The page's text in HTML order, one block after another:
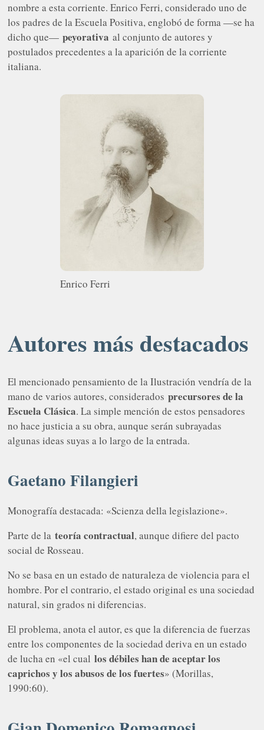
nombre a esta corriente. Enrico Ferri, considerado uno de
los padres de la Escuela Positiva, englobó de forma —se ha
dicho que—peyorativa al conjunto de autores y
postulados precedentes a la aparición de la corriente
italiana.
Enrico Ferri
Autores más destacados
El mencionado pensamiento de la Ilustración vendría de la
mano de varios autores, consideradosprecursores de la
Escuela Clásica. La simple mención de estos pensadores
no hace justicia a su obra, aunque serán subrayadas
algunas ideas suyas a lo largo de la entrada.
Gaetano Filangieri
Monografía destacada: «Scienza della legislazione».
Parte de lateoría contractual, aunque difiere del pacto
social de Rosseau.
No se basa en un estado de naturaleza de violencia para el
hombre. Por el contrario, el estado original es una sociedad
natural, sin grados ni diferencias.
El problema, anota el autor, es que la diferencia de fuerzas
entre los componentes de la sociedad deriva en un estado
de lucha en «el cuallos débiles han de aceptar los
caprichos y los abusos de los fuertes» (Morillas,
1990:60).